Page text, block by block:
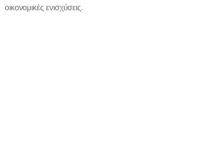
οικονομικές ενισχύσεις.